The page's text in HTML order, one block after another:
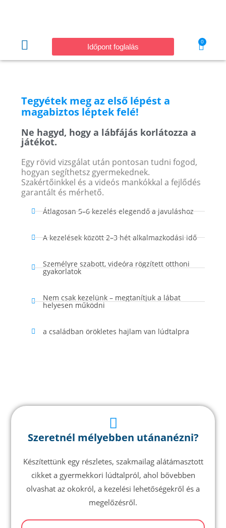
Időpont foglalás
0
Tegyétek meg az első lépést a
magabiztos léptek felé!
Ne hagyd, hogy a lábfájás korlátozza a
játékot.
Egy rövid vizsgálat után pontosan tudni fogod,
hogyan segíthetsz gyermekednek.
Szakértőinkkel és a videós mankókkal a fejlődés
garantált és mérhető.
Átlagosan 5–6 kezelés elegendő a javuláshoz
A kezelések között 2–3 hét alkalmazkodási idő
Személyre szabott, videóra rögzített otthoni
gyakorlatok
Nem csak kezelünk – megtanítjuk a lábat
helyesen működni
a családban örökletes hajlam van lúdtalpra
Szeretnél mélyebben utánanézni?
Készítettünk egy részletes, szakmailag alátámasztott
cikket a gyermekkori lúdtalpról, ahol bővebben
olvashat az okokról, a kezelési lehetőségekről és a
megelőzésről.